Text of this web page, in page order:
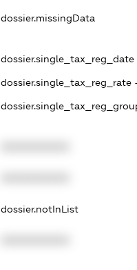
dossier.missingData
dossier.single_tax_reg_date -
dossier.single_tax_reg_rate
dossier.notInList